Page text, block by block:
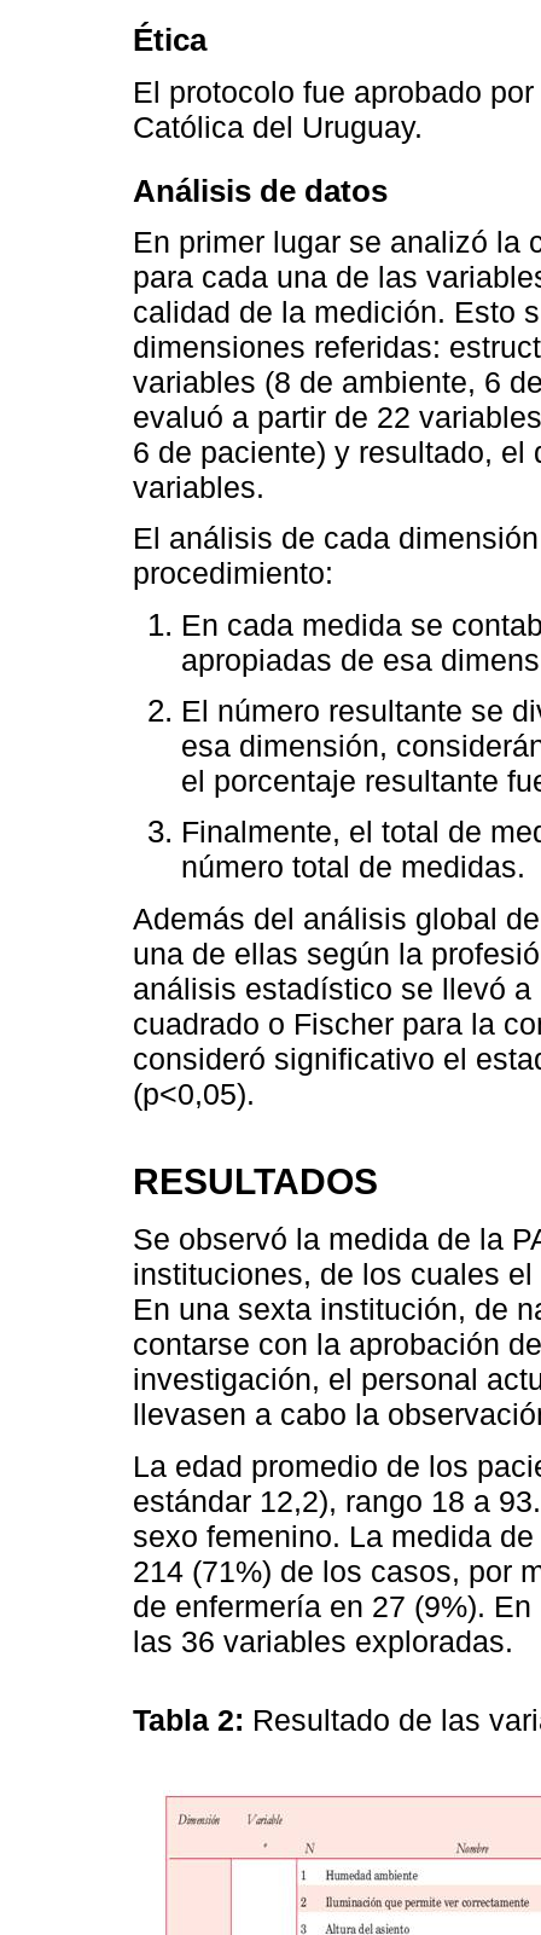
Ética
El protocolo fue aprobado
Católica del Uruguay.
Análisis de datos
En primer lugar se analizó la
para cada una de las
calidad de la medición. Esto
dimensiones referidas:
variables (8 de ambiente, 6
evaluó a partir de 22
6 de paciente) y resultado,
variables.
El análisis de cada
procedimiento:
En cada medida se
apropiadas de esa
El número resultante se
esa dimensión,
el porcentaje resultante
Finalmente, el total de
número total de medidas.
Además del análisis global
una de ellas según la
análisis estadístico se llevó
cuadrado o Fischer para la
consideró significativo el
(p<0,05).
RESULTADOS
Se observó la medida de la
instituciones, de los cuales
En una sexta institución, de
contarse con la aprobación
investigación, el personal
llevasen a cabo la
La edad promedio de los
estándar 12,2), rango 18 a
sexo femenino. La medida
214 (71%) de los casos, por
de enfermería en 27 (9%).
las 36 variables exploradas.
Tabla 2: Resultado de las